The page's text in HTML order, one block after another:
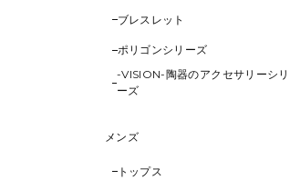
ブレスレット
ポリゴンシリーズ
-VISION-陶器のアクセサリーシリ
ーズ
メンズ
トップス